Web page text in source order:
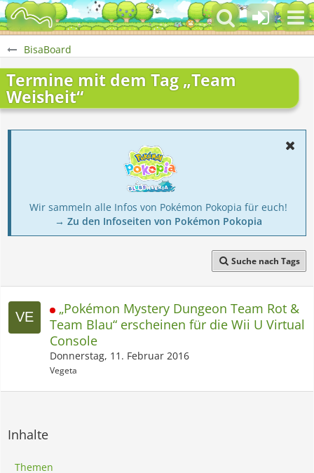
BisaBoard
Termine mit dem Tag „Team
Weisheit“
Wir sammeln alle Infos von Pokémon Pokopia für euch!
→ Zu den Infoseiten von Pokémon Pokopia
Suche nach Tags
„Pokémon Mystery Dungeon Team Rot &
Team Blau“ erscheinen für die Wii U Virtual
Console
Donnerstag, 11. Februar 2016
Vegeta
Inhalte
Themen